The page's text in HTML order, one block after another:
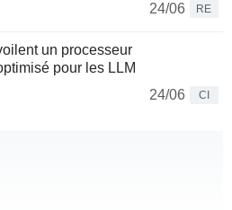
24/06
RE
un processeur
pour les LLM
24/06
CI